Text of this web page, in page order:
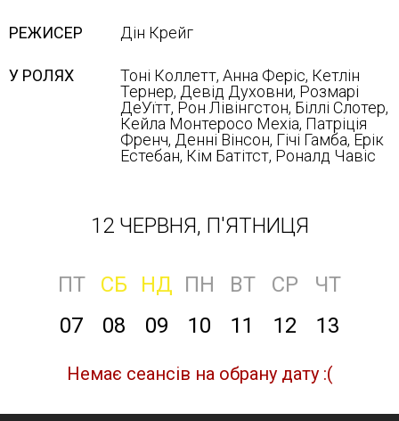
РЕЖИСЕР Дін Крейг
У РОЛЯХ
Тоні Коллетт, Анна Феріс, Кетлін
Тернер, Девід Духовни, Розмарі
ДеУїтт, Рон Лівінгстон, Біллі Слотер,
Кейла Монтеросо Мехіа, Патріція
Френч, Денні Вінсон, Гічі Гамба, Ерік
Естебан, Кім Батітст, Роналд Чавіс
12 ЧЕРВНЯ, П'ЯТНИЦЯ
ПТ СБ НД ПН ВТ СР
ЧТ
07
08 09 10 11 12 13
Немає сеансів на обрану дату :(